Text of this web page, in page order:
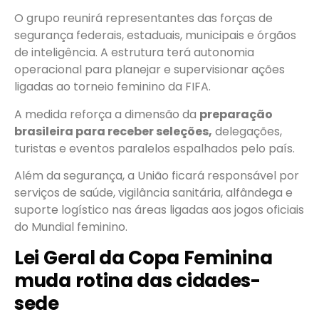
O grupo reunirá representantes das forças de
segurança federais, estaduais, municipais e órgãos
de inteligência. A estrutura terá autonomia
operacional para planejar e supervisionar ações
ligadas ao torneio feminino da FIFA.
A medida reforça a dimensão da preparação
brasileira para receber seleções, delegações,
turistas e eventos paralelos espalhados pelo país.
Além da segurança, a União ficará responsável por
serviços de saúde, vigilância sanitária, alfândega e
suporte logístico nas áreas ligadas aos jogos oficiais
do Mundial feminino.
Lei Geral da Copa Feminina
muda rotina das cidades-
sede